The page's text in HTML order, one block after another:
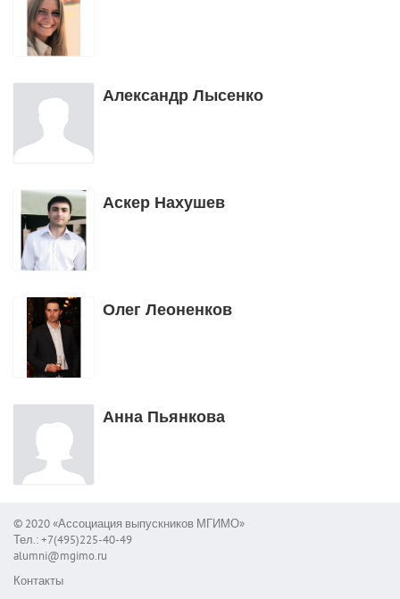
Александр Лысенко
Аскер Нахушев
Олег Леоненков
Анна Пьянкова
© 2020 «Ассоциация выпускников МГИМО»
Тел.: +7(495)225-40-49
alumni@mgimo.ru
Контакты